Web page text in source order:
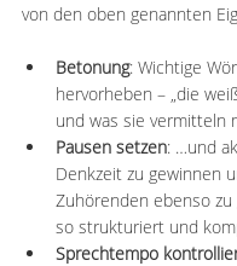
von den oben genannten
Betonung: Wichtige
hervorheben – „die
und was sie vermitteln
Pausen setzen: …und
Denkzeit zu gewinnen
Zuhörenden ebenso zu
so strukturiert und
Sprechtempo